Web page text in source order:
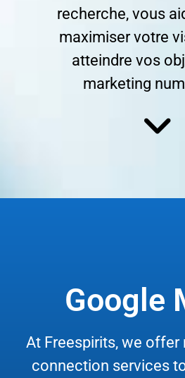
recherche, vous
maximiser votre
atteindre vos
marketing
Google
At Freespirits, we offer
connection services